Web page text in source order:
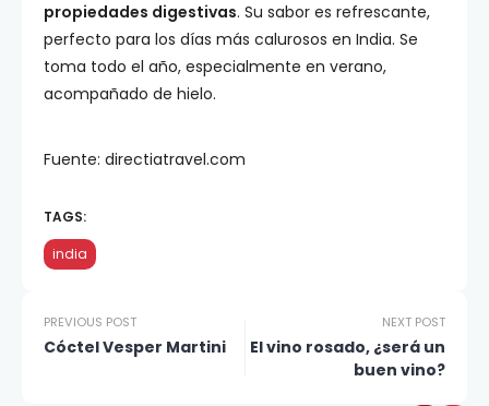
propiedades digestivas. Su sabor es refrescante,
perfecto para los días más calurosos en India. Se
toma todo el año, especialmente en verano,
acompañado de hielo.
Fuente: directiatravel.com
TAGS:
india
PREVIOUS POST
Cóctel Vesper Martini
NEXT POST
El vino rosado, ¿será un
buen vino?